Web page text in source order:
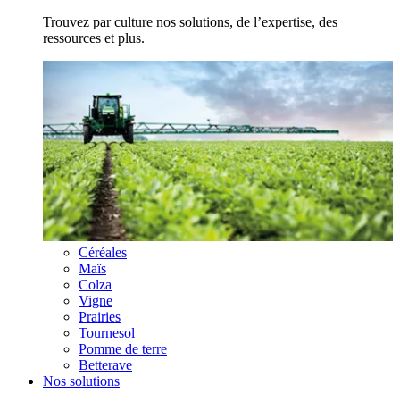
Trouvez par culture nos solutions, de l’expertise, des
ressources et plus.
Céréales
Maïs
Colza
Vigne
Prairies
Tournesol
Pomme de terre
Betterave
Nos solutions